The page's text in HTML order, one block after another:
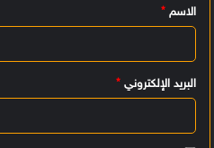
ق
الاسم *
البريد الإلكتروني *